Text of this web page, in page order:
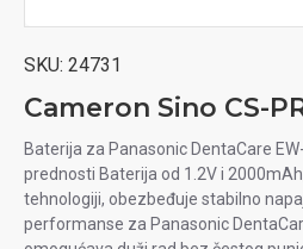
SKU: 24731
Baterija za Panasonic DentaCare
prednosti Baterija od 1.2V i
tehnologiji, obezbeđuje stabilno
performanse za Panasonic